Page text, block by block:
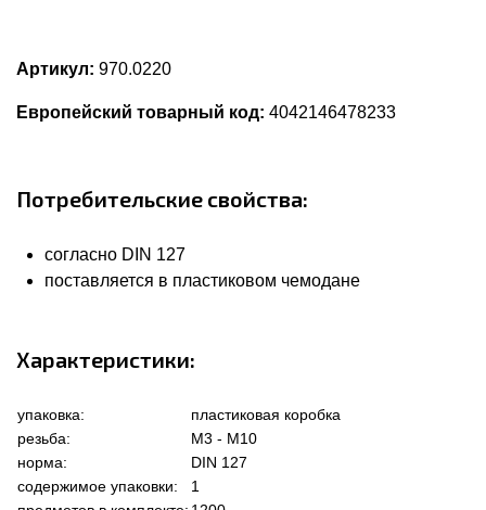
Артикул: 970.0220
Европейский товарный код: 4042146478233
Потребительские свойства:
согласно DIN 127
поставляется в пластиковом чемодане
Характеристики:
упаковка:
пластиковая коробка
резьба:
M3 - M10
норма:
DIN 127
содержимое упаковки:
1